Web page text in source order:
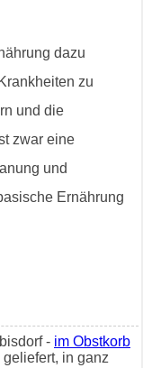
dazu
zu
und die
zwar eine
und
Ernährung
- im Obstkorb
in ganz